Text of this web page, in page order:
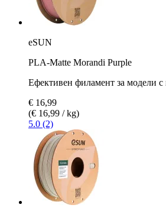
eSUN
PLA-Matte Morandi Purple
Ефективен филамент за модели с
€ 16,99
(€ 16,99 / kg)
5.0 (2)